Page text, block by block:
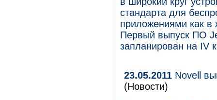
стандарта для
приложениями как
Первый выпуск ПО
запланирован на IV
23.05.2011 Novell
(Новости)